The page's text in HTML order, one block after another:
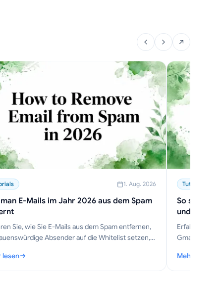
1. Aug. 2026
E-Mails im Jahr 2026 aus dem Spam
Sie, wie Sie E-Mails aus dem Spam entfernen,
Absender auf die Whitelist setzen,
verbessern.
lesen
man E-Mails im Jahr 2026 aus dem Spam entfernt
Tutorials
So senden
und
Erfahren Sie,
Gmail und
Mehr lesen
: So senden